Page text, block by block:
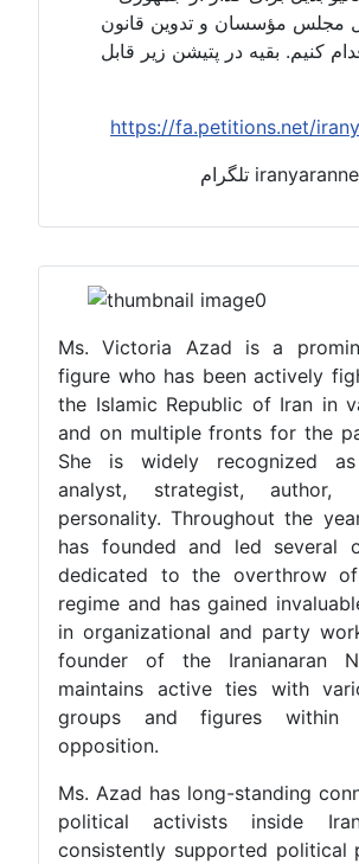
Ms. Victoria Azad is a
figure who has been actively
the Islamic Republic of Iran in
and on multiple fronts for the
She is widely recognized
analyst, strategist, author,
personality. Throughout the
has founded and led several
dedicated to the overthrow
regime and has gained
in organizational and party
founder of the Iranianaran
maintains active ties with
groups and figures within
opposition.
Ms. Azad has long-standing
political activists inside
consistently supported political
مجلس مؤسسان و تدوین قانون
کنیم. بقیه در پتیشن زیر قابل
https://fa.petitions.net/